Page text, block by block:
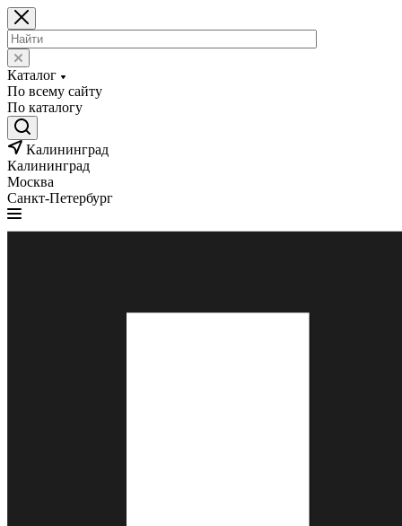
Каталог
По всему сайту
По каталогу
Калининград
Калининград
Москва
Санкт-Петербург